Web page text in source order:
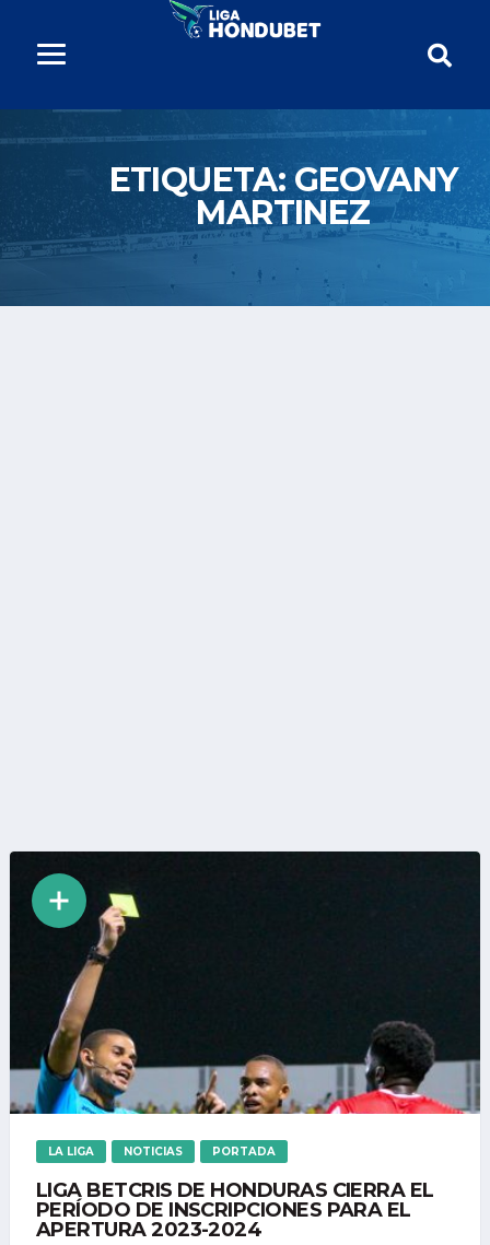
ETIQUETA: GEOVANY
MARTINEZ
LA LIGA NOTICIAS PORTADA
LIGA BETCRIS DE HONDURAS CIERRA EL
PERÍODO DE INSCRIPCIONES PARA EL
APERTURA 2023-2024